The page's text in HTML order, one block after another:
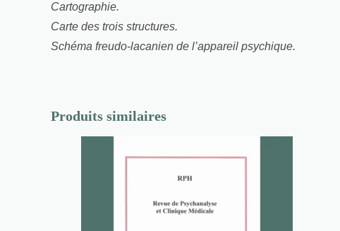
Cartographie.
Carte des trois structures.
Schéma freudo-lacanien de l’appareil psychique.
Produits similaires